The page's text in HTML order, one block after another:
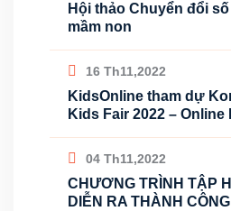
Hội thảo Chuyển đổi
mầm non
16 Th11,2022
KidsOnline tham dự
Kids Fair 2022 –
04 Th11,2022
CHƯƠNG TRÌNH TẬP
DIỄN RA THÀNH